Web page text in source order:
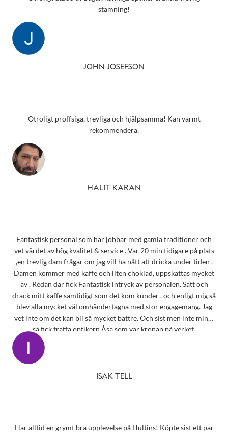
stämning!
JOHN JOSEFSON
Otroligt proffsiga, trevliga och hjälpsamma! Kan varmt
rekommendera.
HALIT KARAN
Fantastisk personal som har jobbar med gamla traditioner och
vet värdet av hög kvalitet & service . Var 20 min tidigare på plats
,en trevlig dam frågar om jag vill ha nått att dricka under tiden .
Damen kommer med kaffe och liten choklad, uppskattas mycket
av . Redan där fick Fantastisk intryck av personalen. Satt och
drack mitt kaffe samtidigt som det kom kunder , och enligt mig så
blev alla mycket väl omhändertagna med stor engagemang. Jag
vet inte om det kan bli så mycket bättre. Och sist men inte minst
så fick träffa optikern Åsa som var kronan på verket.
ISAK TELL
Har alltid en grymt bra upplevelse på Hultins! Köpte sist ett par